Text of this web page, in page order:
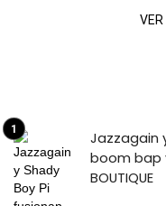
Jazzagain
boom bap
BOUTIQUE